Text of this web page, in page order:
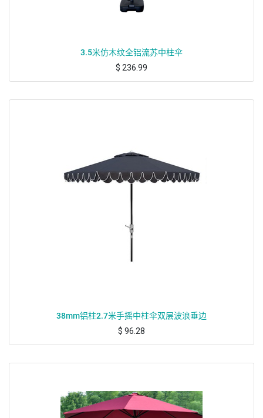
3.5米仿木纹全铝流苏中柱伞
$ 236.99
38mm铝柱2.7米手摇中柱伞双层波浪垂边
$ 96.28